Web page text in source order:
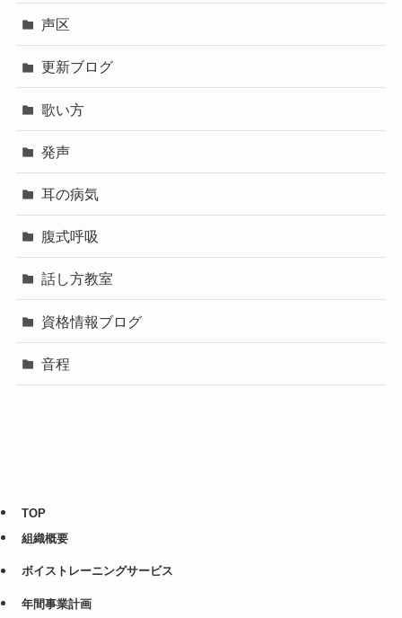
声区
更新ブログ
歌い方
発声
耳の病気
腹式呼吸
話し方教室
資格情報ブログ
音程
TOP
組織概要
ボイストレーニングサービス
年間事業計画